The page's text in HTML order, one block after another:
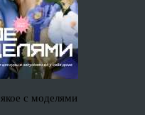
с моделями